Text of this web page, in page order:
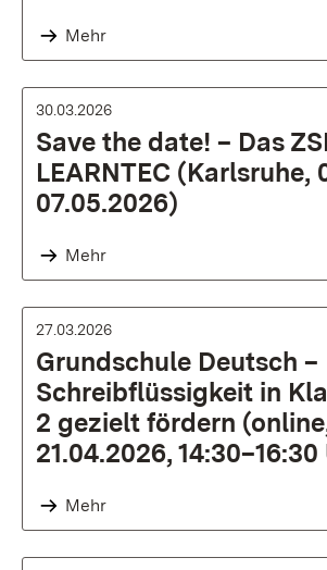
Mehr
30.03.2026
Save the date! – Das
LEARNTEC (Karlsruhe,
07.05.2026)
Mehr
27.03.2026
Grundschule Deutsch –
Schreibflüssigkeit in
2 gezielt fördern
21.04.2026, 14:30–16:30
Mehr